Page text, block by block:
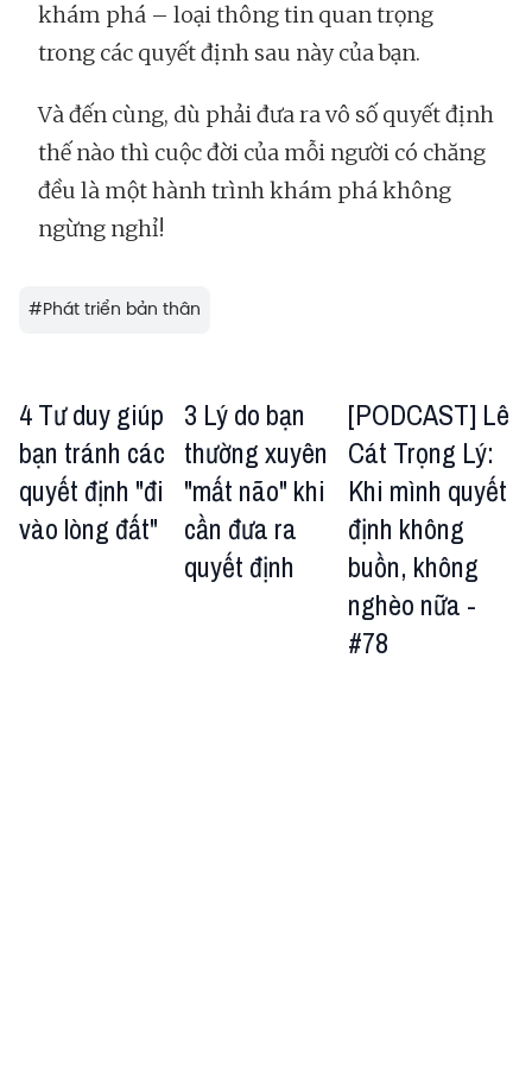
khám phá – loại thông tin quan trọng
trong các quyết định sau này của bạn.
Và đến cùng, dù phải đưa ra vô số quyết định
thế nào thì cuộc đời của mỗi người có chăng
đều là một hành trình khám phá không
ngừng nghỉ!
#Phát triển bản thân
4 Tư duy giúp
bạn tránh các
quyết định "đi
vào lòng đất"
3 Lý do bạn
thường xuyên
"mất não" khi
cần đưa ra
quyết định
[PODCAST] Lê
Cát Trọng Lý:
Khi mình quyết
định không
buồn, không
nghèo nữa -
#78